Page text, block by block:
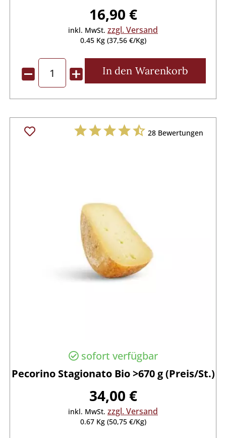
16,90 €
inkl. MwSt. zzgl. Versand
0.45 Kg (37,56 €/Kg)
In den Warenkorb
28Bewertungen
sofort verfügbar
Pecorino Stagionato Bio >670 g (Preis/St.)
34,00 €
inkl. MwSt. zzgl. Versand
0.67 Kg (50,75 €/Kg)